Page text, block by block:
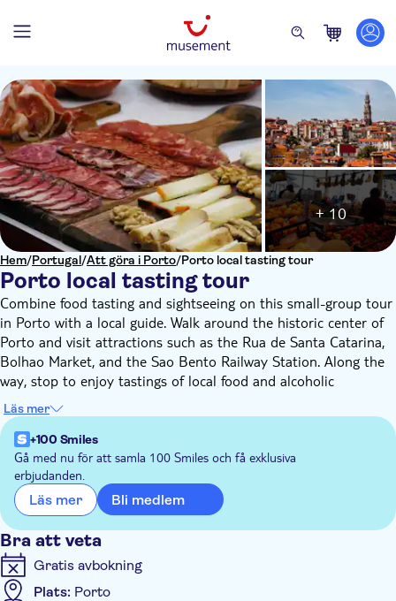
Hem/Portugal/Att göra i Porto/Porto local tasting tour
Porto local tasting tour
+ 10
Combine food tasting and sightseeing on this small-group tour
in Porto with a local guide. Walk around the historic center of
Porto and visit attractions such as the Rua de Santa Catarina,
Bolhao Market, and the Sao Bento Railway Station. Along the
way, stop to enjoy tastings of local food and alcoholic
beverages.
Food tasting and sightseeing tour around Porto
Includes food, alcoholic beverages, and bottled water
Ideal overview for first time visitors and foodies
Enjoy a more personal experience with a small group
Läs mer
+100 Smiles
Gå med nu för att samla 100 Smiles och få exklusiva
erbjudanden.
Läs mer Bli medlem
Bra att veta
Gratis avbokning
Plats: Porto